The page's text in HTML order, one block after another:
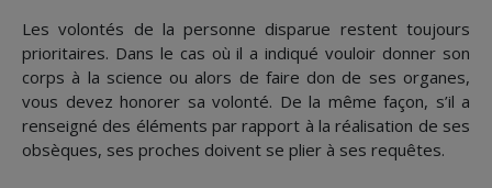
Les volontés de la personne disparue restent toujours
prioritaires. Dans le cas où il a indiqué vouloir donner son
corps à la science ou alors de faire don de ses organes,
vous devez honorer sa volonté. De la même façon, s’il a
renseigné des éléments par rapport à la réalisation de ses
obsèques, ses proches doivent se plier à ses requêtes.